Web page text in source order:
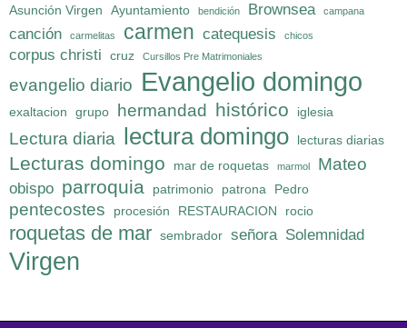
Asunción Virgen Ayuntamiento bendición Brownsea campana
canción carmelitas carmen catequesis chicos
corpus christi cruz Cursillos Pre Matrimoniales
evangelio diario Evangelio domingo
exaltacion grupo hermandad histórico iglesia
Lectura diaria lectura domingo lecturas diarias
Lecturas domingo mar de roquetas marmol Mateo
obispo parroquia patrimonio patrona Pedro
pentecostes procesión RESTAURACION rocio
roquetas de mar sembrador señora Solemnidad
Virgen